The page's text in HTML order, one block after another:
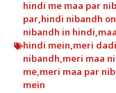
hindi me maa par
par,hindi nibandh
nibandh in hindi,
hindi mein,meri
nibandh,meri maa
me,meri maa par
mein